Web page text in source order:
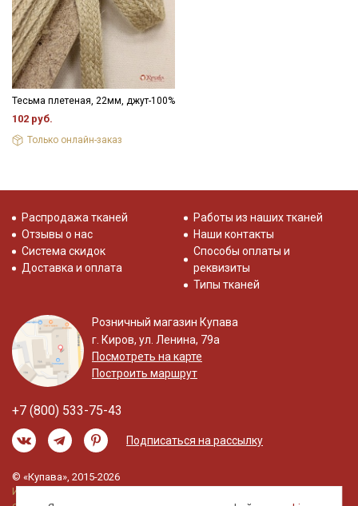
Тесьма плетеная, 22мм, джут-100%
102 руб.
Только онлайн-заказ
Распродажа тканей
Отзывы о нас
Система скидок
Доставка и оплата
Работы из наших тканей
Наши контакты
Способы оплаты и
реквизиты
Типы тканей
Розничный магазин Купава
г. Киров, ул. Ленина, 79а
Посмотреть на карте
Построить маршрут
+7 (800) 533-75-43
Подписаться на рассылку
© «Купава», 2015-2026
Информация на сайте не является публичной